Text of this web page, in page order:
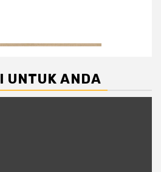
UNTUK ANDA